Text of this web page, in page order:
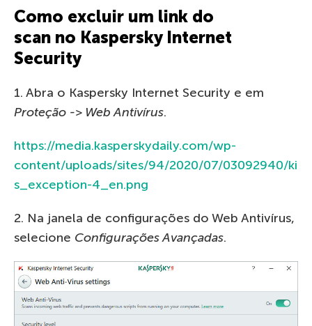
Como excluir um link do
scan no Kaspersky Internet
Security
1. Abra o Kaspersky Internet Security e em
Proteção -> Web Antivírus.
https://media.kasperskydaily.com/wp-
content/uploads/sites/94/2020/07/03092940/ki
s_exception-4_en.png
2. Na janela de configurações do Web Antivírus,
selecione Configurações Avançadas.